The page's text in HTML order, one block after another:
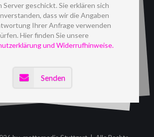
Server geschickt. Sie erklären sich
dass wir die Angaben
Ihrer Anfrage verwenden
Hier finden Sie unsere
und Widerrufhinweise.
Senden